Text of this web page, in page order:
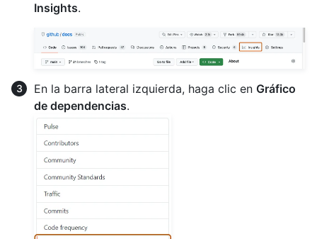
Insights.
En la barra lateral izquierda, haga clic en Gráfico
de dependencias.